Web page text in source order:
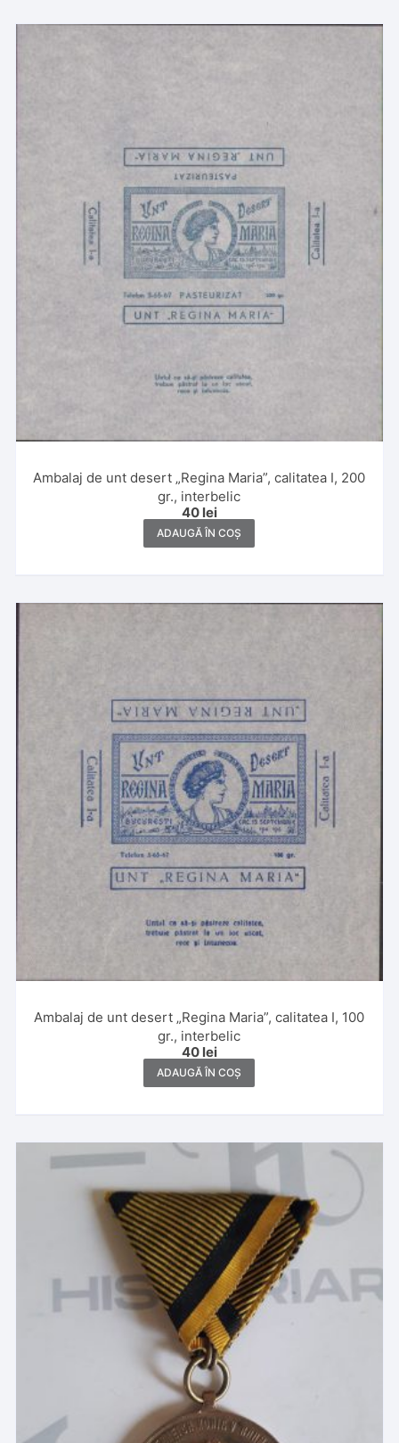
Ambalaj de unt desert „Regina Maria”, calitatea I, 200
gr., interbelic
40 lei
ADAUGĂ ÎN COȘ
Ambalaj de unt desert „Regina Maria”, calitatea I, 100
gr., interbelic
40 lei
ADAUGĂ ÎN COȘ